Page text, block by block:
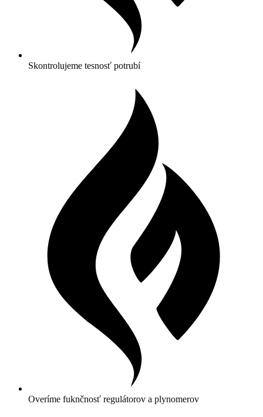
Skontrolujeme tesnosť potrubí
Overíme fuknčnosť regulátorov a plynomerov